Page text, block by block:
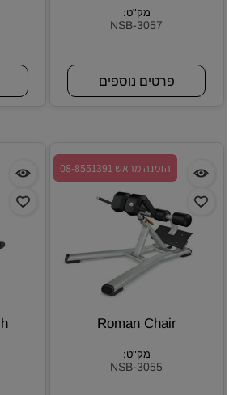
מק"ט:
NSB-3057
פרטים נוספים
הזמנה מראש 08-8551391
Roman Chair
מק"ט:
NSB-3055